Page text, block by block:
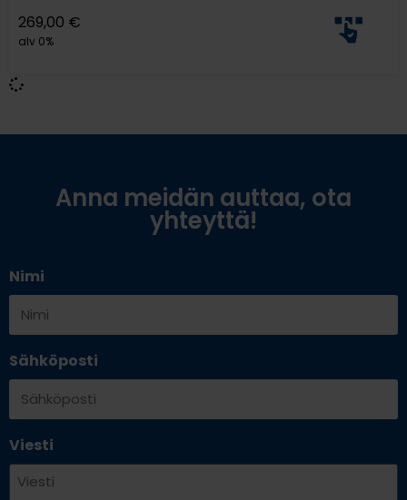
269,00 €
alv 0%
Anna meidän auttaa, ota
yhteyttä!
Nimi
Sähköposti
Viesti